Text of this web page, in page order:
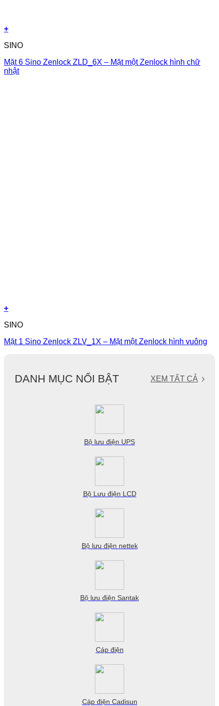
+
SINO
Mặt 6 Sino Zenlock ZLD_6X – Mặt một Zenlock hình chữ
nhật
+
SINO
Mặt 1 Sino Zenlock ZLV_1X – Mặt một Zenlock hình vuông
DANH MỤC NỔI BẬT XEM TẤT CẢ
Bộ lưu điện UPS
Bộ Lưu điện LCD
Bộ lưu điện nettek
Bộ lưu điện Santak
Cáp điện
Cáp điện Cadisun